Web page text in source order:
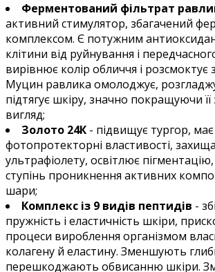
Ферментований фільтрат
активний стимулятор, збагачений
комплексом. Є потужним
клітини від руйнування і
вирівнює колір обличчя і розсмоктує
Муцин равлика омолоджує,
підтягує шкіру, значно покращуючи її
вигляд;
Золото 24К - підвищує тургор, має
фотопротекторні властивості,
ультрафіолету, освітлює
ступінь проникнення активних
шари;
Комплекс із 9 видів пептидів -
пружність і еластичність шкіри,
процеси вироблення організмом
колагену й еластину. Зменшують
перешкоджають обвисанню шкіри.